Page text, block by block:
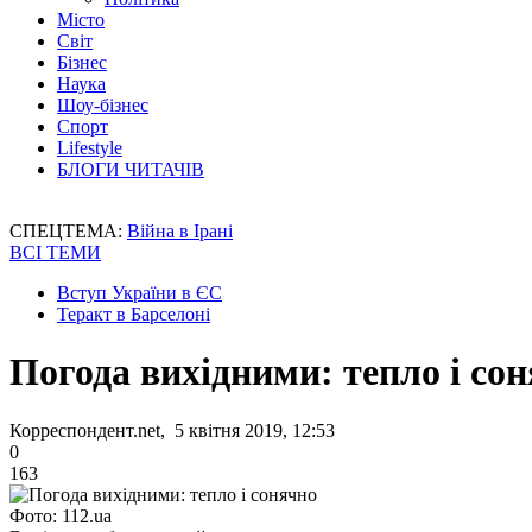
Місто
Світ
Бізнес
Наука
Шоу-бізнес
Спорт
Lifestyle
БЛОГИ ЧИТАЧІВ
СПЕЦТЕМА: Війна в Ірані
ВСІ ТЕМИ
Вступ України в ЄС
Теракт в Барселоні
Погода вихідними: тепло і
Корреспондент.net, 5 квітня 2019, 12:53
0
163
Фото: 112.ua